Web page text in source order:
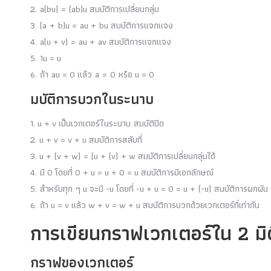
2. a(bu) = (ab)u สมบัติการเปลี่ยนกลุ่ม
3. (a + b)u = au + bu สมบัติการแจกแจง
4. a(u + v) = au + av สมบัติการแจกแจง
5. 1u = u
6. ถ้า au = 0 แล้ว a = 0 หรือ u = 0
มบัติการบวกในระนาบ
1. u + vเป็นเวกเตอร์ในระนาบ สมบัติปิด
2. u + v = v + u สมบัติการสลับที่
3. u + (v + w) = (u + (v) + w สมบัติการเปลี่ยนกลุ่มได้
4. มี 0 โดยที่ 0 + u = u + 0 = u สมบัติการมีเอกลักษณ์
5. สำหรับทุก ๆ u จะมี -u โดยที่ -u + u = 0 = u + (-u) สมบัติการผกผัน
6. ถ้า u = vแล้ว w + v = w + u สมบัติการบวกด้วยเวกเตอร์ที่เท่ากัน
การเขียนกราฟเวกเตอร์ใน 2
กราฟของเวกเตอร์